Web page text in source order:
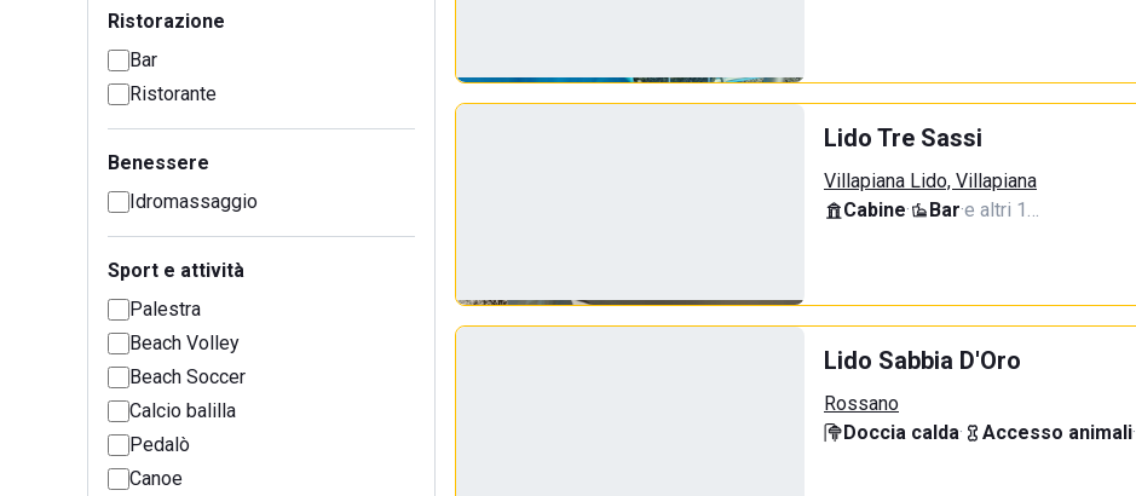
Ristorazione
Bar
Ristorante
Benessere
Idromassaggio
Sport e attività
Palestra
Beach Volley
Beach Soccer
Calcio balilla
Pedalò
Canoe
Lido Tre Sassi
Villapiana Lido, Villapiana
Cabine· Bar·e altri 1…
Lido Sabbia D'Oro
Rossano
Doccia calda· Accesso animali·